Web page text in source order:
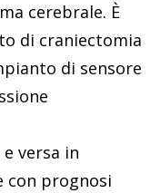
cerebrale. È
di craniectomia
di sensore
versa in
con prognosi